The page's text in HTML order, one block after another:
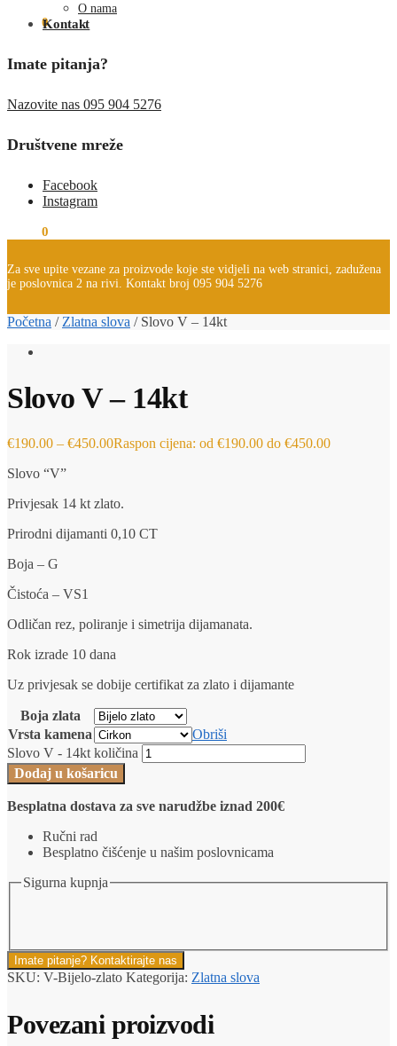
0.00 0
O nama
Kontakt
Imate pitanja?
Nazovite nas 095 904 5276
Društvene mreže
Facebook
Instagram
0
Za sve upite vezane za proizvode koje ste vidjeli na web stranici, zadužena
je poslovnica 2 na rivi. Kontakt broj 095 904 5276
Početna / Zlatna slova / Slovo V – 14kt
Slovo V – 14kt
€190.00 – €450.00Raspon cijena: od €190.00 do €450.00
Slovo “V”
Privjesak 14 kt zlato.
Prirodni dijamanti 0,10 CT
Boja – G
Čistoća – VS1
Odličan rez, poliranje i simetrija dijamanata.
Rok izrade 10 dana
Uz privjesak se dobije certifikat za zlato i dijamante
Boja zlata
Vrsta kamena
Obriši
Slovo V - 14kt količina
Dodaj u košaricu
Besplatna dostava za sve narudžbe iznad 200€
Ručni rad
Besplatno čišćenje u našim poslovnicama
Sigurna kupnja
Imate pitanje? Kontaktirajte nas
SKU: V-Bijelo-zlato Kategorija: Zlatna slova
Povezani proizvodi